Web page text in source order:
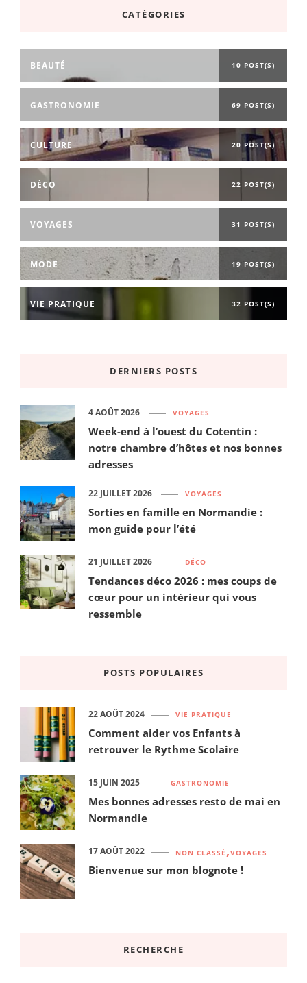
CATÉGORIES
BEAUTÉ 10 POST(S)
GASTRONOMIE 69 POST(S)
CULTURE 20 POST(S)
DÉCO 22 POST(S)
VOYAGES 31 POST(S)
MODE 19 POST(S)
VIE PRATIQUE 32 POST(S)
DERNIERS POSTS
VOYAGES
Week-end à l’ouest du Cotentin :
notre chambre d’hôtes et nos bonnes
adresses
4 AOÛT 2026
VOYAGES
Sorties en famille en Normandie :
mon guide pour l’été
22 JUILLET 2026
DÉCO
Tendances déco 2026 : mes coups de
cœur pour un intérieur qui vous
ressemble
21 JUILLET 2026
POSTS POPULAIRES
VIE PRATIQUE
Comment aider vos Enfants à
retrouver le Rythme Scolaire
22 AOÛT 2024
GASTRONOMIE
Mes bonnes adresses resto de mai en
Normandie
15 JUIN 2025
NON CLASSÉ VOYAGES
Bienvenue sur mon blognote !
17 AOÛT 2022
RECHERCHE